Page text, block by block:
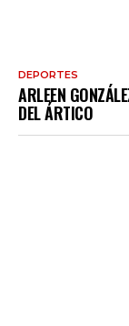
DEPORTES
ARLEEN
DEL ÁRTICO